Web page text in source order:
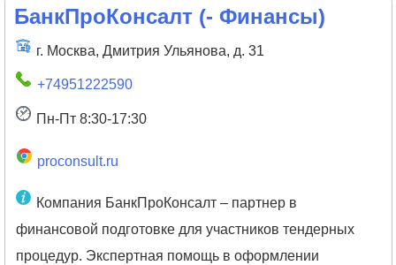
БанкПроКонсалт (- Финансы)
г. Москва, Дмитрия Ульянова, д. 31
+74951222590
Пн-Пт 8:30-17:30
proconsult.ru
Компания БанкПроКонсалт – партнер в
финансовой подготовке для участников тендерных
процедур. Экспертная помощь в оформлении